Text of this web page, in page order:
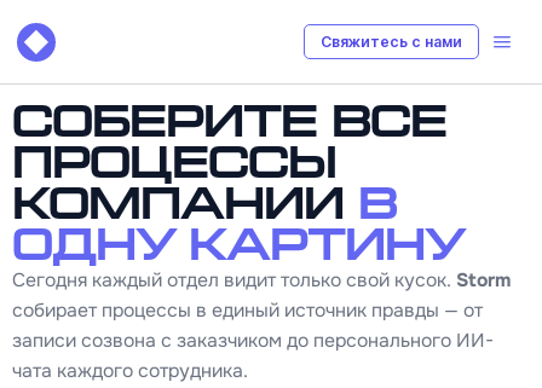
Свяжитесь с нами
Соберите все
процессы
компании
в
одну картину
Сегодня каждый отдел видит только свой кусок. Storm
собирает процессы в единый источник правды — от
записи созвона с заказчиком до персонального ИИ-
чата каждого сотрудника.